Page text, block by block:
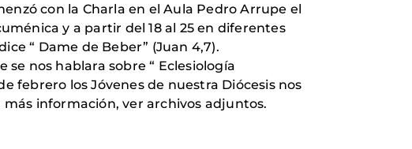
con la Charla en el Aula Pedro Arrupe el
y a partir del 18 al 25 en diferentes
“ Dame de Beber” (Juan 4,7).
nos hablara sobre “ Eclesiología
febrero los Jóvenes de nuestra Diócesis nos
información, ver archivos adjuntos.